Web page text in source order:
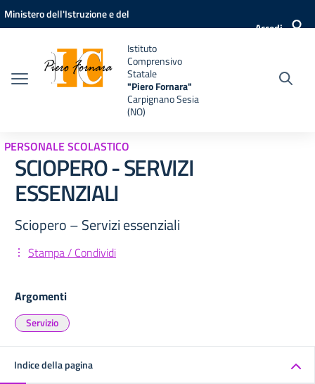
Vai ai contenuti
Vai al menu di navigazione
Vai al footer
Ministero dell'Istruzione e del
Accedi
Istituto
Comprensivo
Statale
"Piero Fornara"
Carpignano Sesia
(NO)
PERSONALE SCOLASTICO
SCIOPERO - SERVIZI
ESSENZIALI
Sciopero – Servizi essenziali
Stampa / Condividi
Argomenti
Servizio
Indice della pagina